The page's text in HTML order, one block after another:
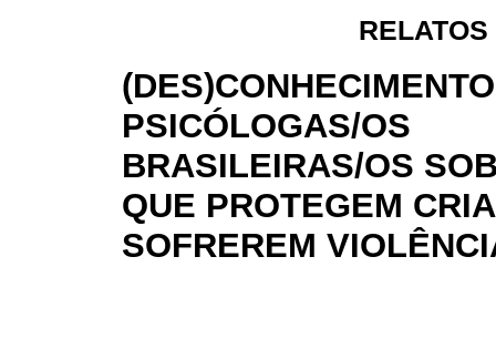
PSICÓLOGAS/OS
BRASILEIRAS/OS
QUE PROTEGEM
SOFREREM